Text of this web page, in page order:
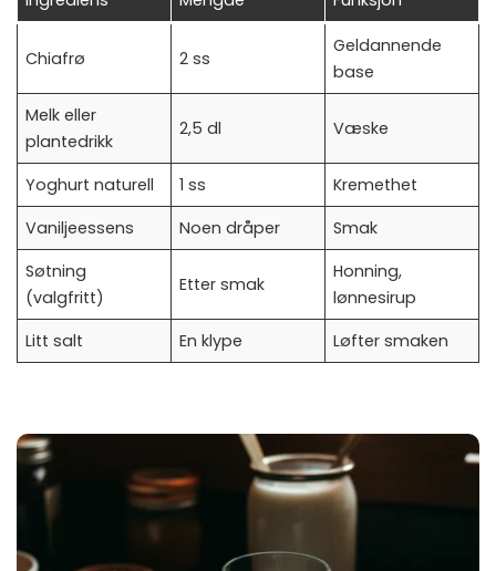
Chiafrø 2 ss
Geldannende
base
Melk eller
plantedrikk
2,5 dl Væske
Yoghurt naturell 1 ss
Kremethet
Vaniljeessens
Noen dråper
Smak
Søtning
(valgfritt)
Etter smak
Honning,
lønnesirup
Litt salt
En klype Løfter smaken